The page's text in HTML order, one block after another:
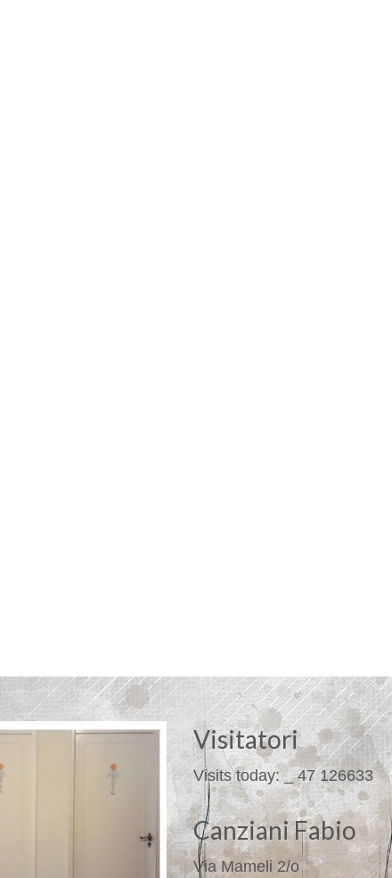
Visitatori
Visits today:_ 47 126633
Canziani Fabio
Via Mameli 2/o